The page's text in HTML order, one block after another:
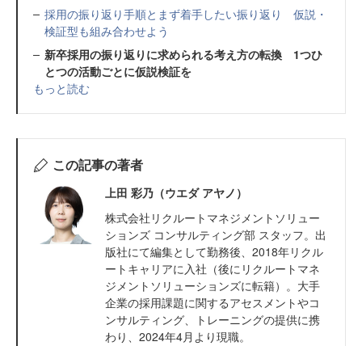
採用の振り返り手順とまず着手したい振り返り 仮説・
検証型も組み合わせよう
新卒採用の振り返りに求められる考え方の転換 1つひ
とつの活動ごとに仮説検証を
もっと読む
この記事の著者
上田 彩乃（ウエダ アヤノ）
株式会社リクルートマネジメントソリュー
ションズ コンサルティング部 スタッフ。出
版社にて編集として勤務後、2018年リクル
ートキャリアに入社（後にリクルートマネ
ジメントソリューションズに転籍）。大手
企業の採用課題に関するアセスメントやコ
ンサルティング、トレーニングの提供に携
わり、2024年4月より現職。